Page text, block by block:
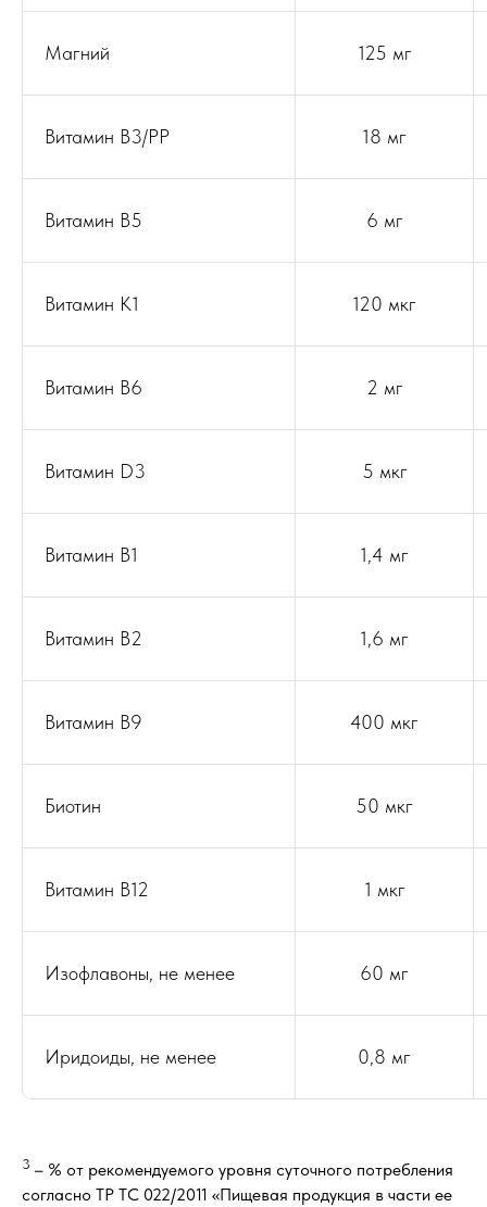
Магний 125 мг
Витамин В3/РР 18 мг
Витамин В5 6 мг
Витамин К1 120 мкг
Витамин В6 2 мг
Витамин D3 5 мкг
Витамин В1 1,4 мг
Витамин В2 1,6 мг
Витамин В9 400 мкг
Биотин 50 мкг
Витамин В12 1 мкг
Изофлавоны, не менее 60 мг
Иридоиды, не менее 0,8 мг
3 – % от рекомендуемого уровня суточного потребления
согласно ТР ТС 022/2011 «Пищевая продукция в части ее